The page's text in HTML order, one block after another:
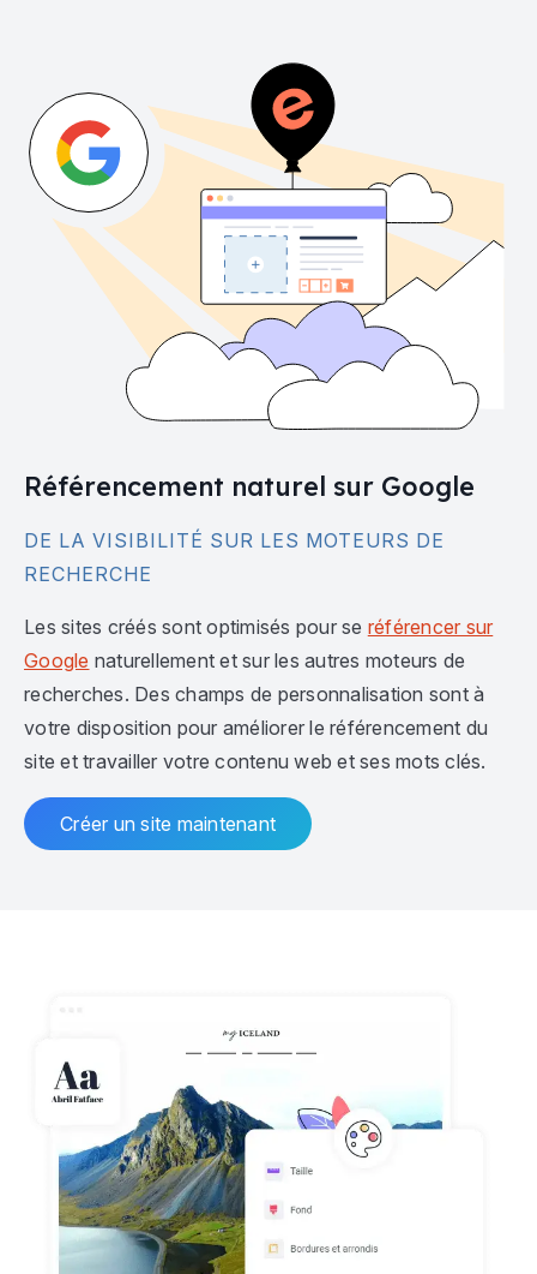
Référencement naturel sur Google
DE LA VISIBILITÉ SUR LES MOTEURS DE
RECHERCHE
Les sites créés sont optimisés pour se référencer sur
Google naturellement et sur les autres moteurs de
recherches. Des champs de personnalisation sont à
votre disposition pour améliorer le référencement du
site et travailler votre contenu web et ses mots clés.
Créer un site maintenant